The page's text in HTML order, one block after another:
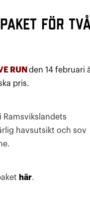
för
RUN den 14 februari
pris.
Ramsvikslandets
havsutsikt och sov
här.